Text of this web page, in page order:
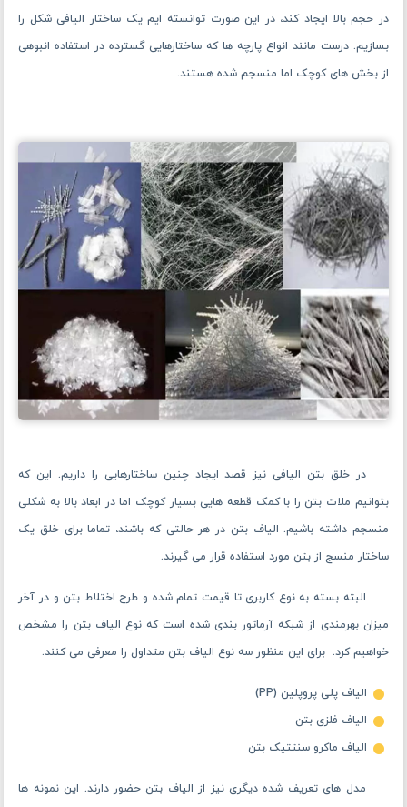
در حجم بالا ایجاد کند، در این صورت توانسته ایم یک ساختار الیافی شکل را
بسازیم. درست مانند انواع پارچه ها که ساختارهایی گسترده در استفاده انبوهی
از بخش های کوچک اما منسجم شده هستند.
در خلق بتن الیافی نیز قصد ایجاد چنین ساختارهایی را داریم. این که
بتوانیم ملات بتن را با کمک قطعه هایی بسیار کوچک اما در ابعاد بالا به شکلی
منسجم داشته باشیم. الیاف بتن در هر حالتی که باشند، تماما برای خلق یک
ساختار منسج از بتن مورد استفاده قرار می گیرند.
البته بسته به نوع کاربری تا قیمت تمام شده و طرح اختلاط بتن و در آخر
میزان بهرمندی از شبکه آرماتور بندی شده است که نوع الیاف بتن را مشخص
خواهیم کرد. برای این منظور سه نوع الیاف بتن متداول را معرفی می ‌کنند.
الیاف پلی پروپلین (PP)
الیاف فلزی بتن
الیاف ماکرو سنتتیک بتن
مدل های تعریف شده دیگری نیز از الیاف بتن حضور دارند. این نمونه ها